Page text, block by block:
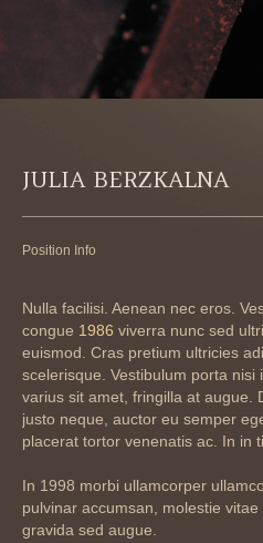
JULIA BERZKALNA
Position Info
Nulla facilisi. Aenean nec eros.
congue 1986 viverra nunc sed
euismod. Cras pretium ultricies
scelerisque. Vestibulum porta
varius sit amet, fringilla at augue.
justo neque, auctor eu semper
placerat tortor venenatis ac. In in
In 1998 morbi ullamcorper
pulvinar accumsan, molestie
gravida sed augue.